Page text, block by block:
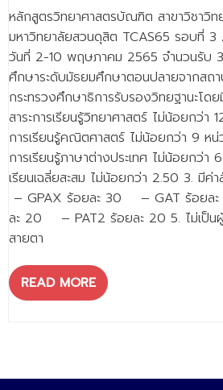
- - อนามัยสิ่งแวดล้อมและสาธารณภัย
- - วิทยาศาสตร์การแพทย์
- - ความมั่นคงปลอดภัยไซเบอร์
- - อุตสาหกรรมชีวภาพเพื่อธุรกิจ
- ศึกษาศาสตรบัณฑิต
- - วิทยาศาสตร์ทั่วไป
- เทคโนโลยีบัณฑิต
- - เทคโนโลยีสารสนเทศ
ศูนย์บริการ
หลักสูตรวิทยาศาสตรบัณฑิต สาขาวิชาวิท
มหาวิทยาลัยสวนดุสิต TCAS65 รอบที่ 3
วันที่ 2-10 พฤษภาคม 2565 จำนวนรับ
ศึกษาระดับมัธยมศึกษาตอนปลายจากสถ
กระทรวงศึกษาธิการรับรองวิทยฐานะโด
สาระการเรียนรู้วิทยาศาสตร์ ไม่น้อยกว่า
การเรียนรู้คณิตศาสตร์ ไม่น้อยกว่า 9 หน่
การเรียนรู้ภาษาต่างประเทศ ไม่น้อยกว่
เรียนเฉลี่ยสะสม ไม่น้อยกว่า 2.50 3. มีค่
– GPAX ร้อยละ 30 – GAT ร้อยล
ละ 20 – PAT2 ร้อยละ 20 5. ไม่เป็น
สายตา
READ MORE